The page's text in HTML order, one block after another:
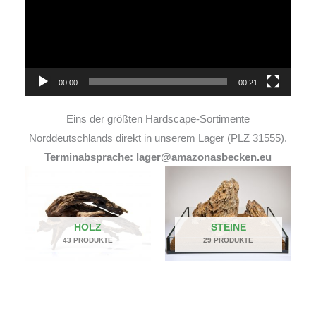
00:00 00:21
Eins der größten Hardscape-Sortimente
Norddeutschlands direkt in unserem Lager (PLZ 31555).
Terminabsprache: lager@amazonasbecken.eu
HOLZ
43 PRODUKTE
STEINE
29 PRODUKTE